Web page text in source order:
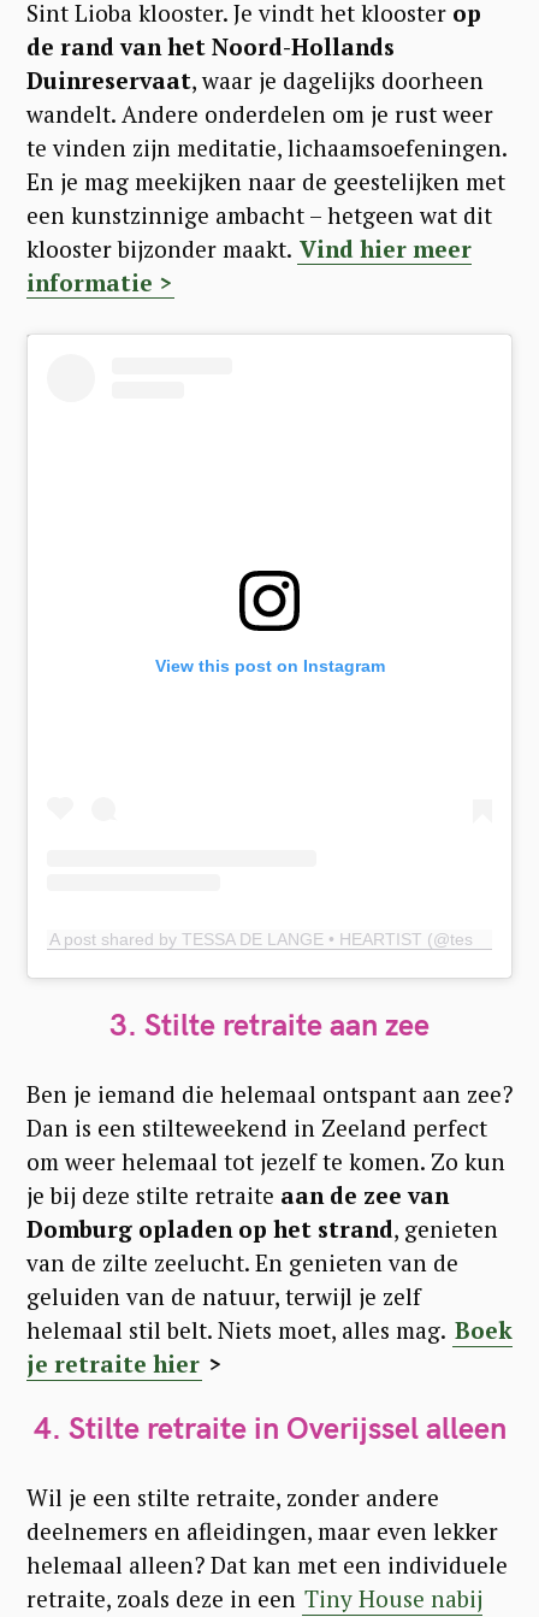
Sint Lioba klooster. Je vindt het klooster op
de rand van het Noord-Hollands
Duinreservaat, waar je dagelijks doorheen
wandelt. Andere onderdelen om je rust weer
te vinden zijn meditatie, lichaamsoefeningen.
En je mag meekijken naar de geestelijken met
een kunstzinnige ambacht – hetgeen wat dit
klooster bijzonder maakt. Vind hier meer
informatie >
View this post on Instagram
3. Stilte retraite aan zee
Ben je iemand die helemaal ontspant aan zee?
Dan is een stilteweekend in Zeeland perfect
om weer helemaal tot jezelf te komen. Zo kun
je bij deze stilte retraite aan de zee van
Domburg opladen op het strand, genieten
van de zilte zeelucht. En genieten van de
geluiden van de natuur, terwijl je zelf
helemaal stil belt. Niets moet, alles mag. Boek
je retraite hier >
4. Stilte retraite in Overijssel alleen
Wil je een stilte retraite, zonder andere
deelnemers en afleidingen, maar even lekker
helemaal alleen? Dat kan met een individuele
retraite, zoals deze in een Tiny House nabij